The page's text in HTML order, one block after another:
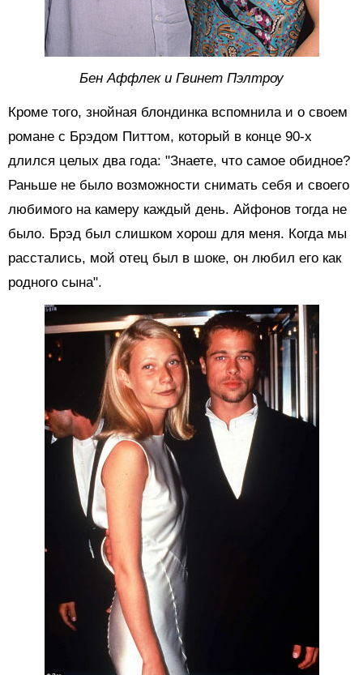
Бен Аффлек и Гвинет Пэлтроу
Кроме того, знойная блондинка вспомнила и о своем
романе с Брэдом Питтом, который в конце 90-х
длился целых два года: "Знаете, что самое обидное?
Раньше не было возможности снимать себя и своего
любимого на камеру каждый день. Айфонов тогда не
было. Брэд был слишком хорош для меня. Когда мы
расстались, мой отец был в шоке, он любил его как
родного сына".